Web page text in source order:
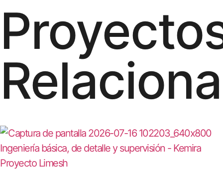
Ingeniería básica, de detalle y supervisión - Kemira
Proyecto Limesh